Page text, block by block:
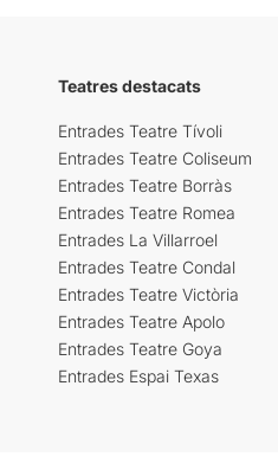
Teatres destacats
Entrades Teatre Tívoli
Entrades Teatre Coliseum
Entrades Teatre Borràs
Entrades Teatre Romea
Entrades La Villarroel
Entrades Teatre Condal
Entrades Teatre Victòria
Entrades Teatre Apolo
Entrades Teatre Goya
Entrades Espai Texas